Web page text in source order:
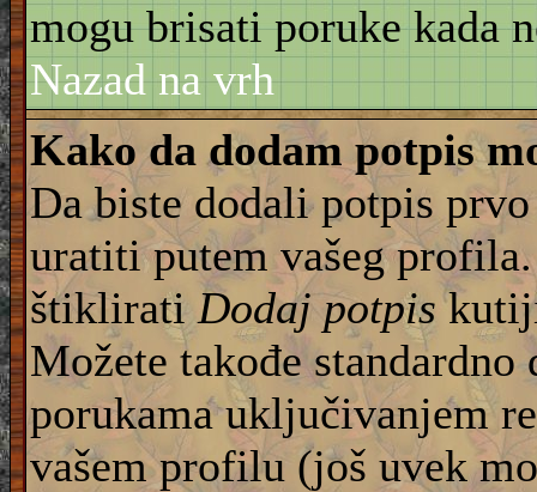
mogu brisati poruke kada
Nazad na vrh
Kako da dodam potpis
Da biste dodali potpis
uratiti putem vašeg
štiklirati Dodaj potpis
Možete takođe
porukama uključivanjem
vašem profilu (još uvek